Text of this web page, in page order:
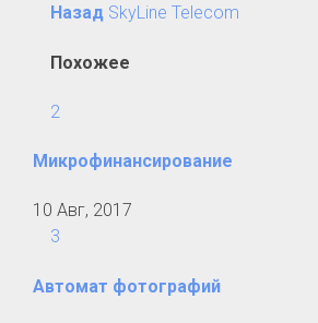
Назад SkyLine Telecom
Похожее
2
Микрофинансирование
10 Авг, 2017
3
Автомат фотографий